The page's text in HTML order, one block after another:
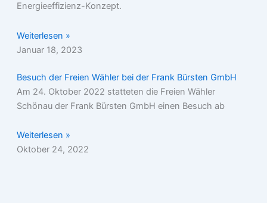
Energieeffizienz-Konzept.
Weiterlesen »
Januar 18, 2023
Besuch der Freien Wähler bei der Frank Bürsten GmbH
Am 24. Oktober 2022 statteten die Freien Wähler
Schönau der Frank Bürsten GmbH einen Besuch ab
Weiterlesen »
Oktober 24, 2022